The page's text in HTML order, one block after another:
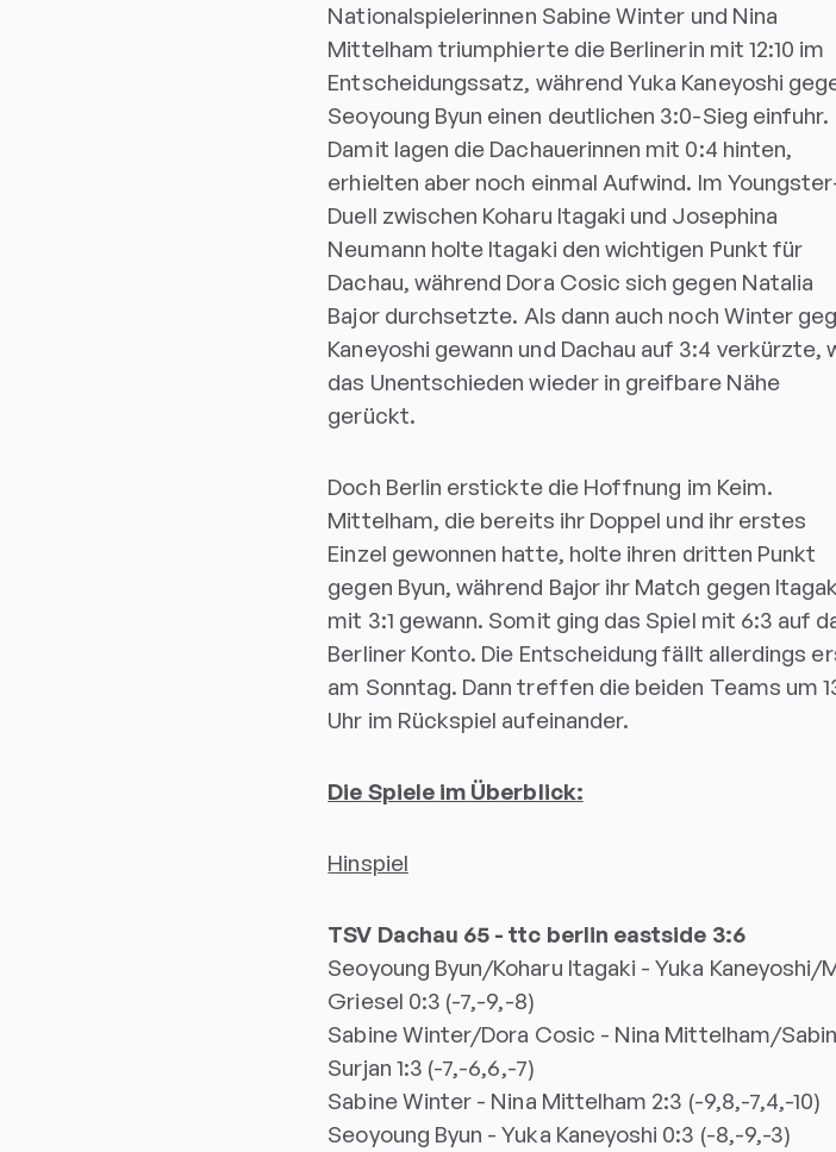
Nationalspielerinnen Sabine Winter und Nina
Mittelham triumphierte die Berlinerin mit 12:10 im
Entscheidungssatz, während Yuka Kaneyoshi
Seoyoung Byun einen deutlichen 3:0-Sieg einfuhr.
Damit lagen die Dachauerinnen mit 0:4 hinten,
erhielten aber noch einmal Aufwind. Im
Duell zwischen Koharu Itagaki und Josephina
Neumann holte Itagaki den wichtigen Punkt für
Dachau, während Dora Cosic sich gegen Natalia
Bajor durchsetzte. Als dann auch noch Winter
Kaneyoshi gewann und Dachau auf 3:4 verkürzte,
das Unentschieden wieder in greifbare Nähe
gerückt.
Doch Berlin erstickte die Hoffnung im Keim.
Mittelham, die bereits ihr Doppel und ihr erstes
Einzel gewonnen hatte, holte ihren dritten Punkt
gegen Byun, während Bajor ihr Match gegen
mit 3:1 gewann. Somit ging das Spiel mit 6:3 auf
Berliner Konto. Die Entscheidung fällt allerdings
am Sonntag. Dann treffen die beiden Teams um
Uhr im Rückspiel aufeinander.
Die Spiele im Überblick:
Hinspiel
TSV Dachau 65 - ttc berlin eastside 3:6
Seoyoung Byun/Koharu Itagaki - Yuka Kaneyoshi/
Griesel 0:3 (-7,-9,-8)
Sabine Winter/Dora Cosic - Nina Mittelham/
Surjan 1:3 (-7,-6,6,-7)
Sabine Winter - Nina Mittelham 2:3 (-9,8,-7,4,-10)
Seoyoung Byun - Yuka Kaneyoshi 0:3 (-8,-9,-3)